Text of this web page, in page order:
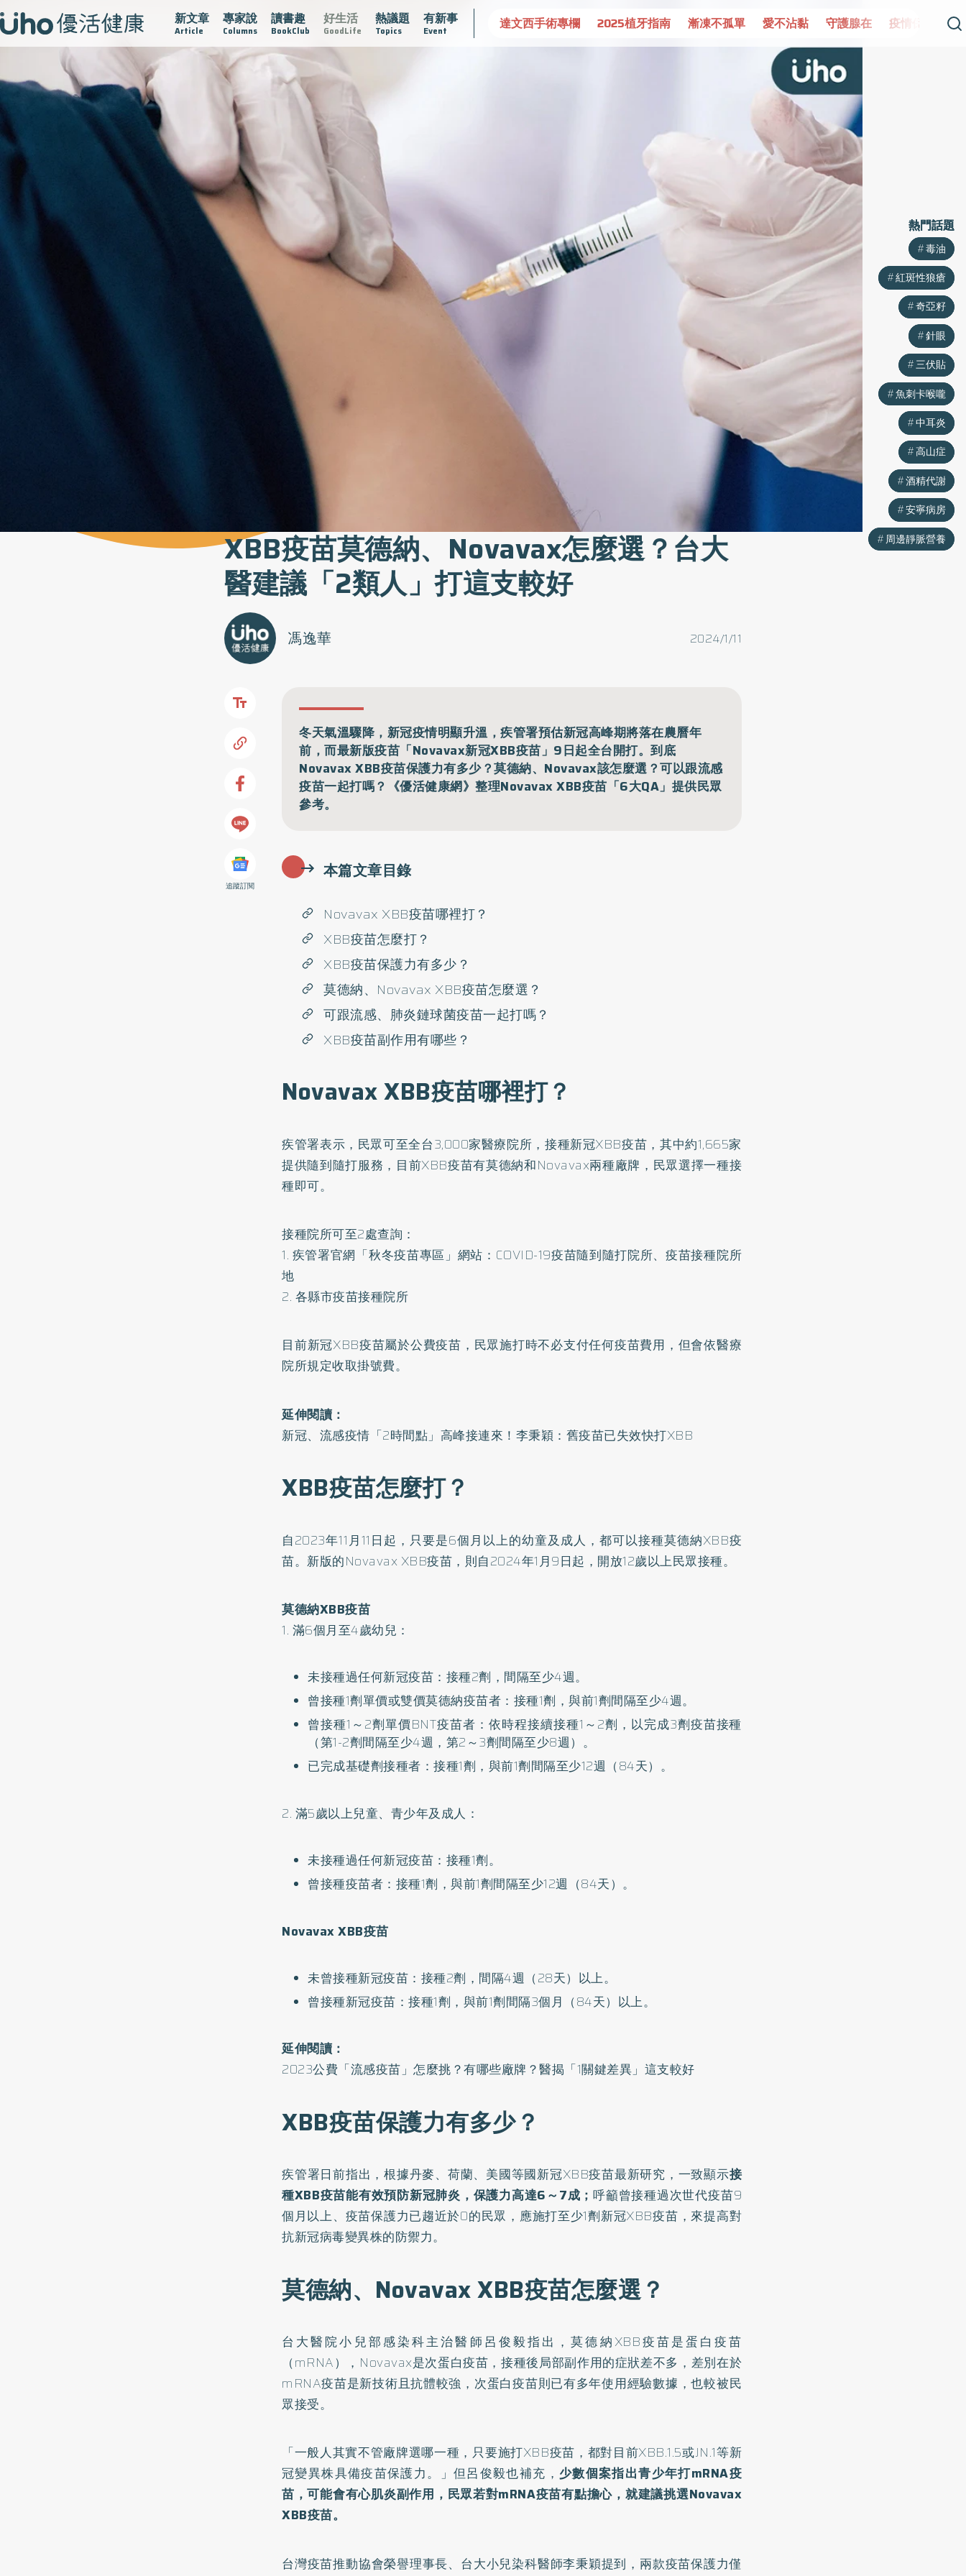
新文章
Article
專家說
Columns
讀書趣
BookClub
好生活
GoodLife
熱議題
Topics
有新事
Event
疫情保衛戰 再生醫學 愛的未來視 認識攝護腺肥大 守護骨骼健康 達文西手術專欄 2025植牙指南 漸凍不孤單 愛不沾黏 守護腺在 疫情保衛戰 再生醫學 愛
XBB疫苗莫德納、Novavax怎麼選？台大
醫建議「2類人」打這支較好
2024/1/11
馮逸華
追蹤訂閱
冬天氣溫驟降，新冠疫情明顯升溫，疾管署預估新冠高峰期將落在農曆年
前，而最新版疫苗「Novavax新冠XBB疫苗」9日起全台開打。到底
Novavax XBB疫苗保護力有多少？莫德納、Novavax該怎麼選？可以跟流感
疫苗一起打嗎？《優活健康網》整理Novavax XBB疫苗「6大QA」提供民眾
參考。
本篇文章目錄
Novavax XBB疫苗哪裡打？
XBB疫苗怎麼打？
XBB疫苗保護力有多少？
莫德納、Novavax XBB疫苗怎麼選？
可跟流感、肺炎鏈球菌疫苗一起打嗎？
XBB疫苗副作用有哪些？
Novavax XBB疫苗哪裡打？
疾管署表示，民眾可至全台3,000家醫療院所，接種新冠XBB疫苗，其中約1,665家
提供隨到隨打服務，目前XBB疫苗有莫德納和Novavax兩種廠牌，民眾選擇一種接
種即可。
接種院所可至2處查詢：
1. 疾管署官網 「秋冬疫苗專區」 網站： COVID-19疫苗隨到隨打院所、疫苗接種院所
地
2. 各縣市疫苗接種院所
目前新冠XBB疫苗屬於公費疫苗，民眾施打時不必支付任何疫苗費用，但會依醫療
院所規定收取掛號費。
延伸閱讀：
新冠、流感疫情「2時間點」高峰接連來！李秉穎：舊疫苗已失效快打XBB
XBB疫苗怎麼打？
自2023年11月11日起，只要是6個月以上的幼童及成人，都可以接種莫德納XBB疫
苗。新版的Novavax XBB疫苗，則自2024年1月9日起，開放12歲以上民眾接種。
莫德納XBB疫苗
1. 滿6個月至4歲幼兒：
未接種過任何新冠疫苗：接種2劑，間隔至少4週。
曾接種1劑單價或雙價莫德納疫苗者：接種1劑，與前1劑間隔至少4週。
曾接種1～2劑單價BNT疫苗者：依時程接續接種1～2劑，以完成3劑疫苗接種
（第1-2劑間隔至少4週，第2～3劑間隔至少8週）。
已完成基礎劑接種者：接種1劑，與前1劑間隔至少12週（84天）。
2. 滿5歲以上兒童、青少年及成人：
未接種過任何新冠疫苗：接種1劑。
曾接種疫苗者：接種1劑，與前1劑間隔至少12週（84天）。
Novavax XBB疫苗
未曾接種新冠疫苗：接種2劑，間隔4週（28天）以上。
曾接種新冠疫苗：接種1劑，與前1劑間隔3個月（84天）以上。
延伸閱讀：
2023公費「流感疫苗」怎麼挑？有哪些廠牌？醫揭「1關鍵差異」這支較好
XBB疫苗保護力有多少？
疾管署日前指出，根據丹麥、荷蘭、美國等國新冠XBB疫苗最新研究，一致顯示接
種XBB疫苗能有效預防新冠肺炎，保護力高達6～7成； 呼籲曾接種過次世代疫苗9
個月以上、疫苗保護力已趨近於0的民眾，應施打至少1劑新冠XBB疫苗，來提高對
抗新冠病毒變異株的防禦力。
莫德納、Novavax XBB疫苗怎麼選？
台大醫院小兒部感染科主治醫師呂俊毅指出，莫德納XBB疫苗是蛋白疫苗
（mRNA），Novavax是次蛋白疫苗，接種後局部副作用的症狀差不多，差別在於
mRNA疫苗是新技術且抗體較強，次蛋白疫苗則已有多年使用經驗數據，也較被民
眾接受。
「一般人其實不管廠牌選哪一種，只要施打XBB疫苗，都對目前XBB.1.5或JN.1等新
冠變異株具備疫苗保護力。」但呂俊毅也補充， 少數個案指出青少年打mRNA疫
苗，可能會有心肌炎副作用，民眾若對mRNA疫苗有點擔心，就建議挑選Novavax
XBB疫苗。
台灣疫苗推動協會榮譽理事長、台大小兒染科醫師李秉穎提到，兩款疫苗保護力僅
熱門話題
毒油
紅斑性狼瘡
奇亞籽
針眼
三伏貼
魚刺卡喉嚨
中耳炎
高山症
酒精代謝
安寧病房
周邊靜脈營養
熱門話題
毒油
紅斑性狼瘡
奇亞籽
針眼
三伏貼
魚刺卡喉嚨
中耳炎
高山症
酒精代謝
安寧病房
周邊靜脈營養